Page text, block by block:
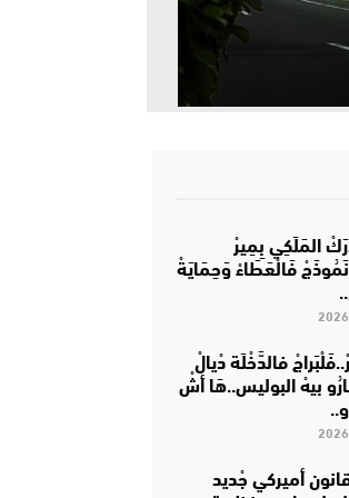
المَلَكِي بِمِيرْ
فَالْعَطَاءْ وَحِمَايَةْ
فالدَّخْلَة دْيالْ
بيهْ البوليس..هَا أشْ
أميركي جْديد